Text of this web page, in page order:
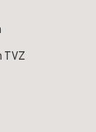
TVZ